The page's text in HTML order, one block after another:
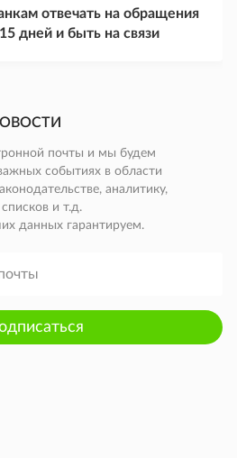
отвечать на обращения
дней и быть на связи
почты и мы будем
событиях в области
аналитику,
и т.д.
данных гарантируем.